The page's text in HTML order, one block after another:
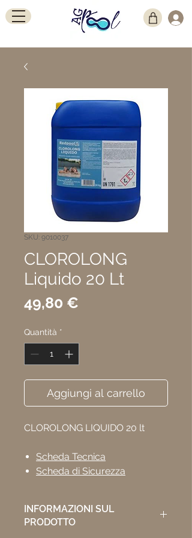
SKU: 9010037
CLOROLONG
Liquido 20 Lt
49,80 €
Quantità *
Aggiungi al carrello
CLOROLONG LIQUIDO 20 lt
Scheda Tecnica
Scheda di Sicurezza
INFORMAZIONI SUL
PRODOTTO